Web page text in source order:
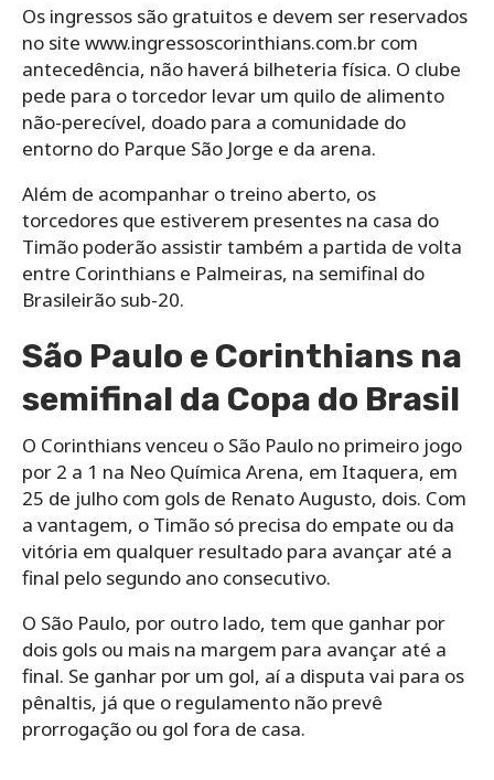
Os ingressos são gratuitos e devem ser reservados
no site www.ingressoscorinthians.com.br com
antecedência, não haverá bilheteria física. O clube
pede para o torcedor levar um quilo de alimento
não-perecível, doado para a comunidade do
entorno do Parque São Jorge e da arena.
Além de acompanhar o treino aberto, os
torcedores que estiverem presentes na casa do
Timão poderão assistir também a partida de volta
entre Corinthians e Palmeiras, na semifinal do
Brasileirão sub-20.
São Paulo e Corinthians na
semifinal da Copa do Brasil
O Corinthians venceu o São Paulo no primeiro jogo
por 2 a 1 na Neo Química Arena, em Itaquera, em
25 de julho com gols de Renato Augusto, dois. Com
a vantagem, o Timão só precisa do empate ou da
vitória em qualquer resultado para avançar até a
final pelo segundo ano consecutivo.
O São Paulo, por outro lado, tem que ganhar por
dois gols ou mais na margem para avançar até a
final. Se ganhar por um gol, aí a disputa vai para os
pênaltis, já que o regulamento não prevê
prorrogação ou gol fora de casa.